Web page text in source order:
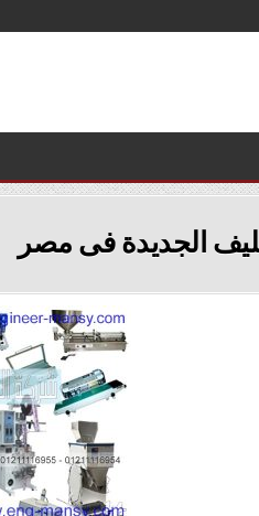
الجديدة فى مصر